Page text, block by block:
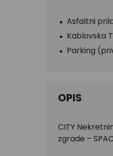
Asfaltni
Kablovska
Parking
OPIS
CITY
zgrade –